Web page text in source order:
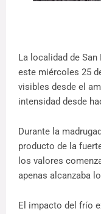
La localidad de
este miércoles 25
visibles desde el
intensidad desde
Durante la
producto de la
los valores
apenas alcanzaba
El impacto del frío